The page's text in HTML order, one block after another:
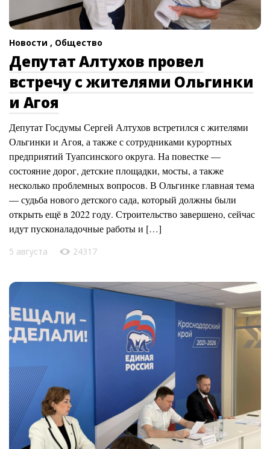
Новости , Общество
Депутат Алтухов провел
встречу с жителями Ольгинки
и Агоя
Депутат Госдумы Сергей Алтухов встретился с жителями
Ольгинки и Агоя, а также с сотрудниками курортных
предприятий Туапсинского округа. На повестке —
состояние дорог, детские площадки, мосты, а также
несколько проблемных вопросов. В Ольгинке главная тема
— судьба нового детского сада, который должны были
открыть ещё в 2022 году. Строительство завершено, сейчас
идут пусконаладочные работы и […]
5 августа 24317